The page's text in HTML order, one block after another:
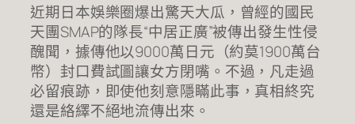
近期日本娛樂圈爆出驚天大瓜，曾經的國民
天團SMAP的隊長“中居正廣”被傳出發生性侵
醜聞，據傳他以9000萬日元（約莫1900萬台
幣）封口費試圖讓女方閉嘴。不過，凡走過
必留痕跡，即使他刻意隱瞞此事，真相終究
還是絡繹不絕地流傳出來。